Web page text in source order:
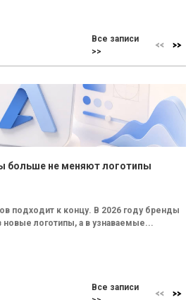
Все записи
>>
больше не меняют логотипы
подходит к концу. В 2026 году бренды
новые логотипы, а в узнаваемые...
Все записи